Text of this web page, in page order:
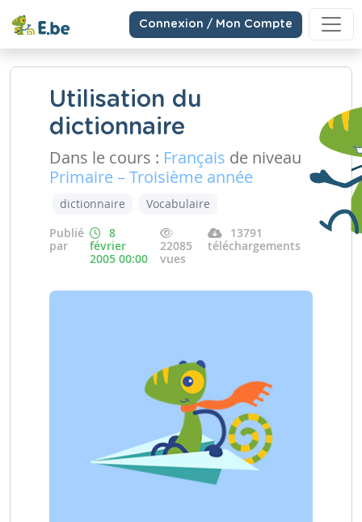
Connexion / Mon Compte
Utilisation du
dictionnaire
Dans le cours : Français de niveau
Primaire – Troisième année
dictionnaire
Vocabulaire
Publié
par
8
février
2005 00:00
22085
vues
13791
téléchargements